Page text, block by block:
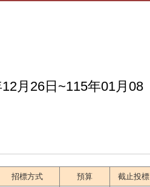
月26日~115年01月08
招標方式 預算
截止投標